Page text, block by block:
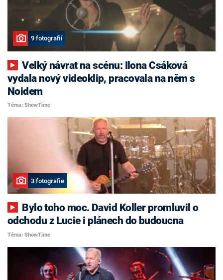
9 fotografií
Velký návrat na scénu: Ilona Csáková
vydala nový videoklip, pracovala na něm s
Noidem
Téma: ShowTime
3 fotografie
odchodu z Lucie i plánech do budoucna
Téma: ShowTime